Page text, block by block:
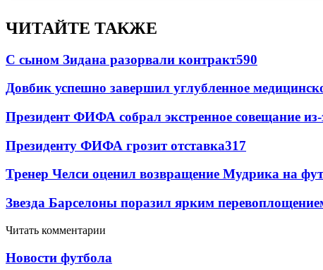
ЧИТАЙТЕ ТАКЖЕ
С сыном Зидана разорвали контракт590
Довбик успешно завершил углубленное
Президент ФИФА собрал экстренное совещание
Президенту ФИФА грозит отставка317
Тренер Челси оценил возвращение Мудрика на
Звезда Барселоны поразил ярким
Читать комментарии
Новости футбола